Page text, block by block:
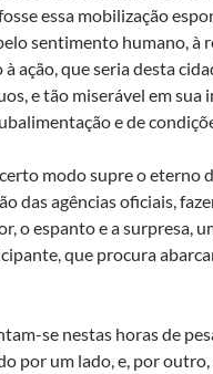
essa mobilização
sentimento humano, à
ação, que seria desta
e tão miserável em
e de
modo supre o eterno
das agências oficiais,
o espanto e a surpresa,
que procura
se nestas horas de
por um lado, e, por